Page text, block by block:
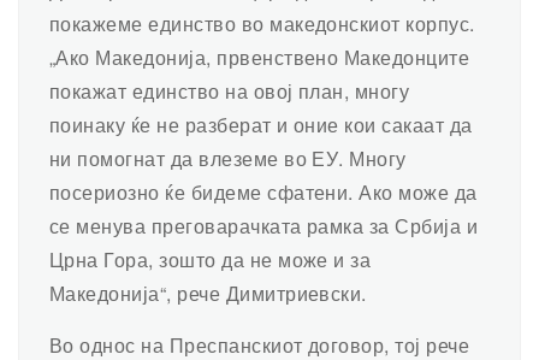
покажеме единство во македонскиот корпус.
„Ако Македонија, првенствено Македонците
покажат единство на овој план, многу
поинаку ќе не разберат и оние кои сакаат да
ни помогнат да влеземе во ЕУ. Многу
посериозно ќе бидеме сфатени. Ако може да
се менува преговарачката рамка за Србија и
Црна Гора, зошто да не може и за
Македонија“, рече Димитриевски.
Во однос на Преспанскиот договор, тој рече